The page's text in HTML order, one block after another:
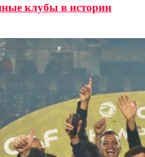
клубы в истории